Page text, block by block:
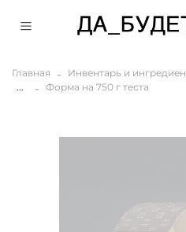
Главная
Инвентарь и
...
Форма на 750 г теста